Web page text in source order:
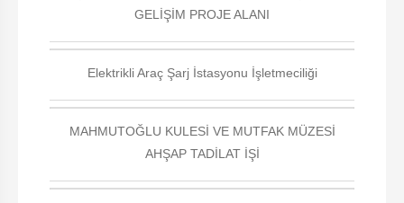
GELİŞİM PROJE ALANI
Elektrikli Araç Şarj İstasyonu İşletmeciliği
MAHMUTOĞLU KULESİ VE MUTFAK MÜZESİ
AHŞAP TADİLAT İŞİ